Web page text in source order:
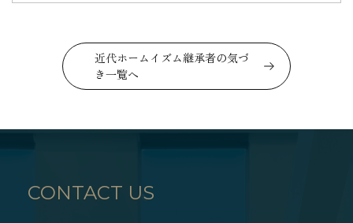
近代ホームイズム継承者の気づ
き一覧へ
CONTACT US